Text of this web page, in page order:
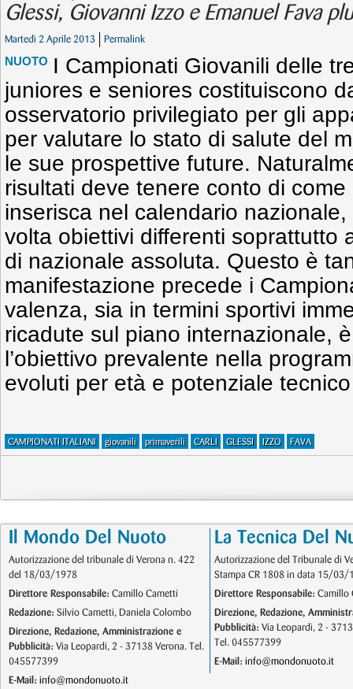
Glessi, Giovanni Izzo e Emanuel Fava
Martedì 2 Aprile 2013 Permalink
NUOTO I Campionati Giovanili delle
juniores e seniores costituiscono
osservatorio privilegiato per gli
per valutare lo stato di salute del
le sue prospettive future.
risultati deve tenere conto di
inserisca nel calendario
volta obiettivi differenti soprattutto
di nazionale assoluta. Questo è
manifestazione precede i
valenza, sia in termini sportivi
ricadute sul piano internazionale,
l’obiettivo prevalente nella
evoluti per età e potenziale
CAMPIONATI ITALIANI giovanili primaverili CARLI GLESSI IZZO FAVA
Il Mondo Del Nuoto
Autorizzazione del tribunale di Verona n. 422
del 18/03/1978
Direttore Responsabile: Camillo Cametti
Redazione: Silvio Cametti, Daniela Colombo
Direzione, Redazione, Amministrazione e
Pubblicità: Via Leopardi, 2 - 37138 Verona. Tel.
045577399
E-Mail: info@mondonuoto.it
La Tecnica Del
Autorizzazione del Tribunale di
Stampa CR 1808 in data 15/03/
Direttore Responsabile: Camillo
Direzione, Redazione,
Pubblicità: Via Leopardi, 2 -
Tel. 045577399
E-Mail: info@mondonuoto.it